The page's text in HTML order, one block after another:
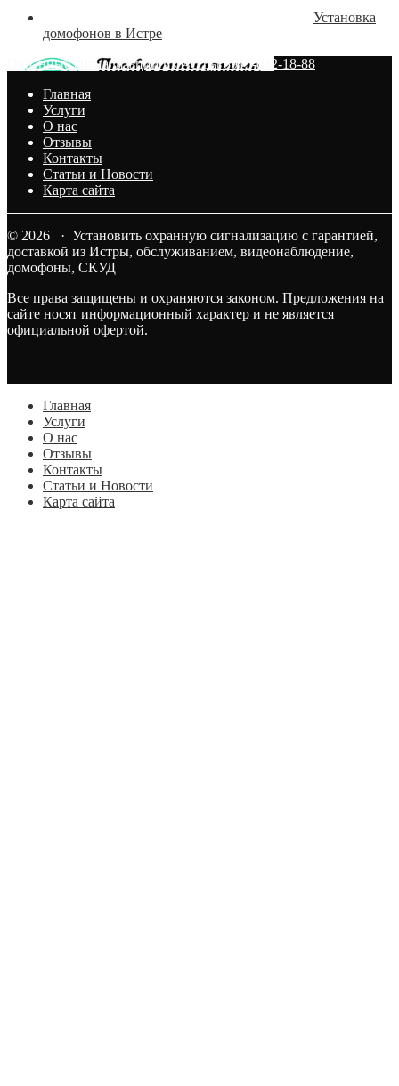
Установка
домофонов в Истре
Охранные сигнализации из Истры 8915-032-18-88
Главная
Услуги
О нас
Отзывы
Контакты
Статьи и Новости
Карта сайта
© 2026 · Установить охранную сигнализацию с гарантией,
доставкой из Истры, обслуживанием, видеонаблюдение,
домофоны, СКУД
Все права защищены и охраняются законом. Предложения на
сайте носят информационный характер и не является
официальной офертой.
Главная
Услуги
О нас
Отзывы
Контакты
Статьи и Новости
Карта сайта